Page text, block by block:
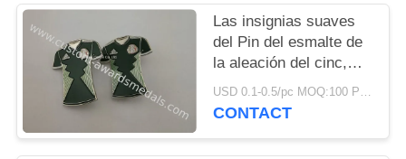
Las insignias suaves
del Pin del esmalte de
la aleación del cinc,
pernos de Carneval
Orden mueren pegado
USD 0.1-0.5/pc MOQ:100 PC por diseño
CONTACT